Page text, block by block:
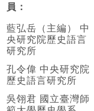
員：
藍弘岳（主編） 中
央研究院歷史語言
研究所
孔令偉 中央研究院
歷史語言研究所
吳翎君 國立臺灣師